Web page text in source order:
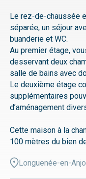
Le rez-de-chaussée
séparée, un séjour
buanderie et WC.
Au premier étage,
desservant deux
salle de bains avec
Le deuxième étage
supplémentaires
d’aménagement
Cette maison à la
100 mètres du bien
Longuenée-en-